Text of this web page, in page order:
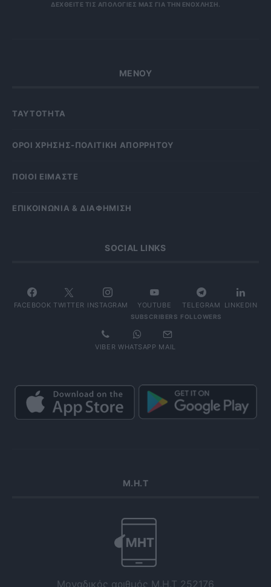
ΕΊΤΕ ΤΙΣ ΑΠΟΛΟΓΊΕΣ ΜΑΣ ΓΙΑ ΤΗΝ ΕΝΌΧΛΗΣΗ.
ΜΕΝΟΥ
ΤΑΥΤΟΤΗΤΑ
OΡΟΙ ΧΡΗΣΗΣ-ΠΟΛΙΤΙΚΗ ΑΠΟΡΡΗΤΟΥ
ΠΟΙΟΙ ΕΙΜΑΣΤΕ
ΕΠΙΚΟΙΝΩΝΙΑ & ΔΙΑΦΗΜΙΣΗ
SOCIAL LINKS
FACEBOOK TWITTER INSTAGRAM YOUTUBE
SUBSCRIBERS
TELEGRAM
FOLLOWERS
LINKEDIN
VIBER WHATSAPP MAIL
Μ.Η.Τ
Μοναδικός αριθμός Μ.Η.Τ 252176